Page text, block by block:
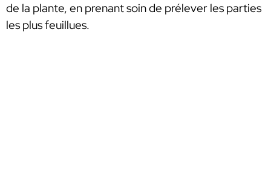
de la plante, en prenant soin de prélever les parties
les plus feuillues.